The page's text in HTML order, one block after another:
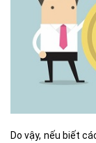
Do vậy, nếu biết